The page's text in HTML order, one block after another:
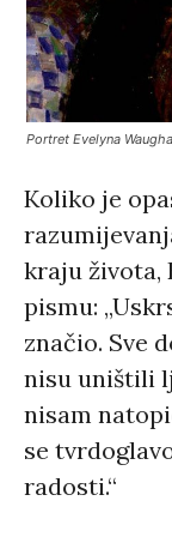
Portret Evelyna
Koliko je
kraju života,
pismu:
značio. Sve
nisu uništili
nisam
se
radosti.“